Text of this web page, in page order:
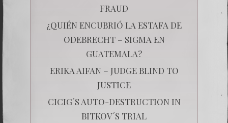
FRAUD
¿QUIÉN ENCUBRIÓ LA ESTAFA DE
ODEBRECHT – SIGMA EN
GUATEMALA?
ERIKA AIFAN – JUDGE BLIND TO
JUSTICE
CICIG´S AUTO-DESTRUCTION IN
BITKOV´S TRIAL